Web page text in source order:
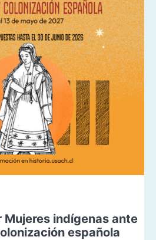
indígenas ante
española